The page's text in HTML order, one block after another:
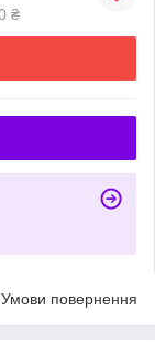
₴
Умови повернення